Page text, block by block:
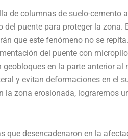
de columnas de suelo-cemento
del puente para proteger la zona.
que este fenómeno no se
del puente con
en la parte anterior al
y evitan deformaciones en el
la zona erosionada, lograremos
que desencadenaron en la